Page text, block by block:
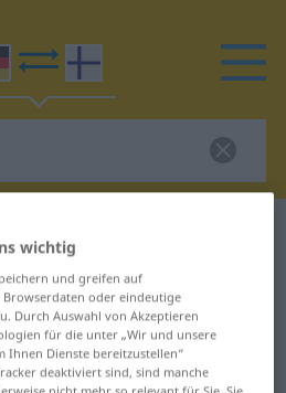
Übersetzung für
Übersetzung
wichtig
und greifen auf
oder eindeutige
Durch Auswahl von Akzeptieren
für die unter „Wir und unsere
Ihnen Dienste bereitzustellen“
deaktiviert sind, sind manche